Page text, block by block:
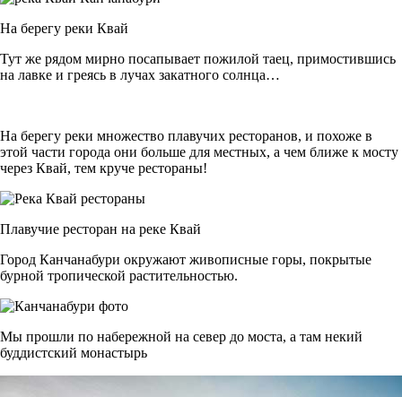
На берегу реки Квай
Тут же рядом мирно посапывает пожилой таец, примостившись
на лавке и греясь в лучах закатного солнца…
На берегу реки множество плавучих ресторанов, и похоже в
этой части города они больше для местных, а чем ближе к мосту
через Квай, тем круче рестораны!
Плавучие ресторан на реке Квай
Город Канчанабури окружают живописные горы, покрытые
бурной тропической растительностью.
Мы прошли по набережной на север до моста, а там некий
буддистский монастырь